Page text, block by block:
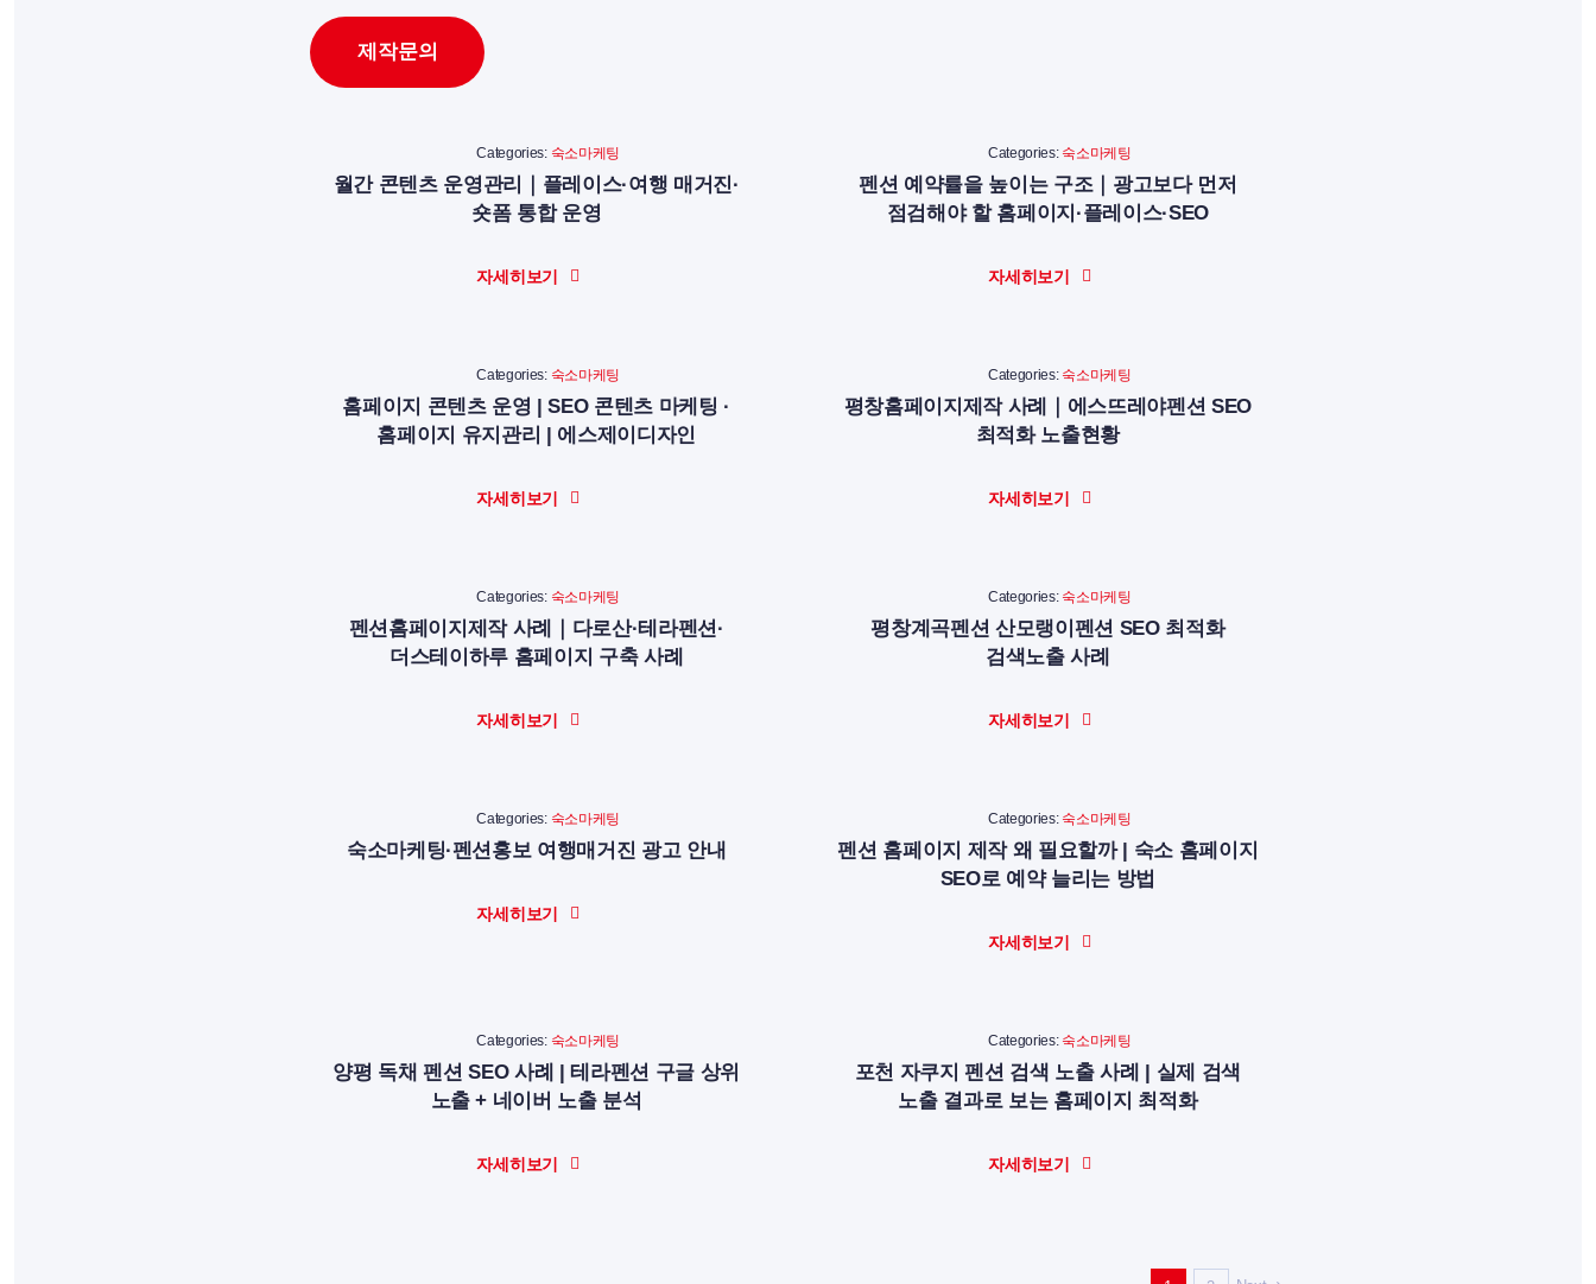
제작문의
Categories: 숙소마케팅
월간 콘텐츠 운영관리｜플레이스·여행 매거진·
숏폼 통합 운영
자세히보기
Categories: 숙소마케팅
펜션 예약률을 높이는 구조｜광고보다 먼저
점검해야 할 홈페이지·플레이스·SEO
자세히보기
Categories: 숙소마케팅
홈페이지 콘텐츠 운영 | SEO 콘텐츠 마케팅 ·
홈페이지 유지관리 | 에스제이디자인
자세히보기
Categories: 숙소마케팅
평창홈페이지제작 사례｜에스뜨레야펜션 SEO
최적화 노출현황
자세히보기
Categories: 숙소마케팅
펜션홈페이지제작 사례｜다로산·테라펜션·
더스테이하루 홈페이지 구축 사례
자세히보기
Categories: 숙소마케팅
평창계곡펜션 산모랭이펜션 SEO 최적화
검색노출 사례
자세히보기
Categories: 숙소마케팅
숙소마케팅·펜션홍보 여행매거진 광고 안내
자세히보기
Categories: 숙소마케팅
펜션 홈페이지 제작 왜 필요할까 | 숙소 홈페이지
SEO로 예약 늘리는 방법
자세히보기
Categories: 숙소마케팅
양평 독채 펜션 SEO 사례 | 테라펜션 구글 상위
노출 + 네이버 노출 분석
자세히보기
Categories: 숙소마케팅
포천 자쿠지 펜션 검색 노출 사례 | 실제 검색
노출 결과로 보는 홈페이지 최적화
자세히보기